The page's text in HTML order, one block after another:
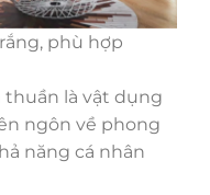
phù hợp
thuần là vật dụng
ngôn về phong
năng cá nhân